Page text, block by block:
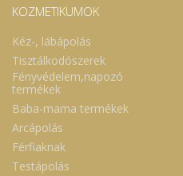
KOZMETIKUMOK
Kéz-, lábápolás
Tisztálkodószerek
Fényvédelem,napozó
termékek
Baba-mama termékek
Arcápolás
Férfiaknak
Testápolás